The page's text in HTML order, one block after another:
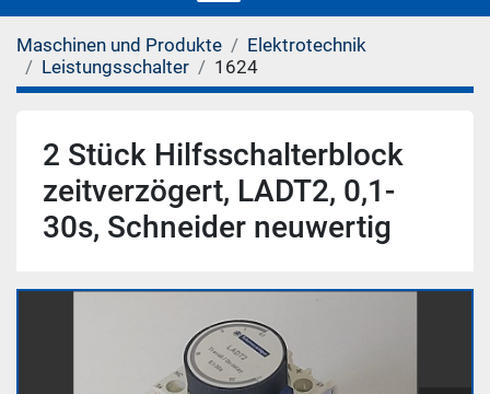
Maschinen und Produkte
Elektrotechnik
Leistungsschalter
1624
2 Stück Hilfsschalterblock
zeitverzögert, LADT2, 0,1-
30s, Schneider neuwertig